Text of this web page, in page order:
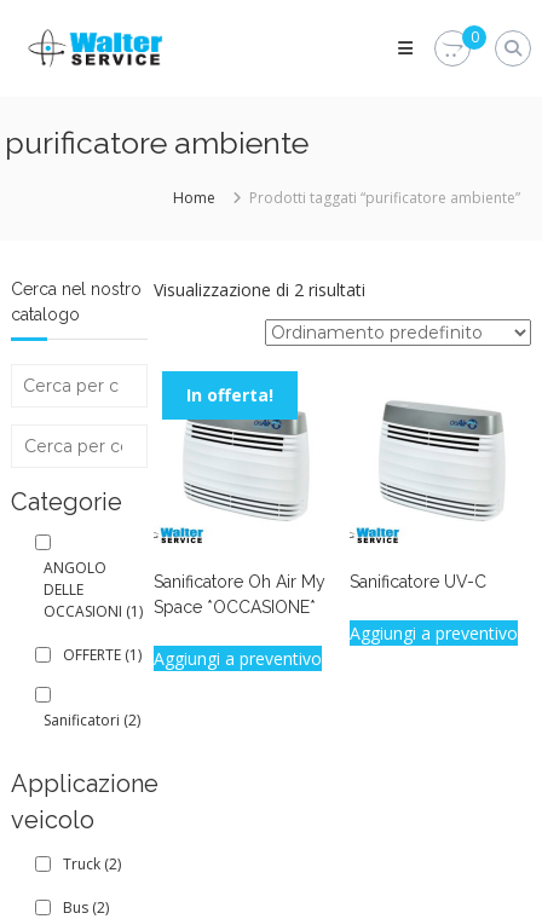
content
Walter
Service
parti
Walter
Service
Srl
0
purificatore ambiente
Home Prodotti taggati “purificatore ambiente”
Visualizzazione di 2 risultati
In offerta!
Sanificatore Oh Air My
Space *OCCASIONE*
Aggiungi a preventivo
Sanificatore UV-C
Aggiungi a preventivo
Cerca nel nostro
catalogo
Categorie
ANGOLO
DELLE
OCCASIONI (1)
OFFERTE (1)
Sanificatori (2)
Applicazione
veicolo
Truck (2)
Bus (2)